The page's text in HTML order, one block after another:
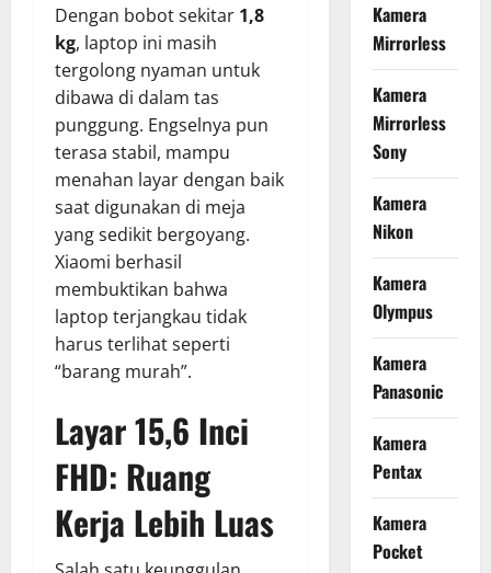
Dengan bobot sekitar 1,8
kg, laptop ini masih
tergolong nyaman untuk
dibawa di dalam tas
punggung. Engselnya pun
terasa stabil, mampu
menahan layar dengan baik
saat digunakan di meja
yang sedikit bergoyang.
Xiaomi berhasil
membuktikan bahwa
laptop terjangkau tidak
harus terlihat seperti
“barang murah”.
Layar 15,6 Inci
FHD: Ruang
Kerja Lebih Luas
Kamera
Mirrorless
Kamera
Mirrorless
Sony
Kamera
Nikon
Kamera
Olympus
Kamera
Panasonic
Kamera
Pentax
Kamera
Pocket